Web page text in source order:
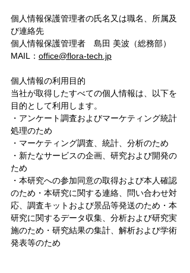
個人情報保護管理者の氏名又は職名、所属及
び連絡先
個人情報保護管理者　島田 美波（総務部）
MAIL： office@flora-tech.jp
個人情報の利用目的
当社が取得したすべての個人情報は、以下を
目的として利用します。
・アンケート調査およびマーケティング統計
処理のため
・マーケティング調査、統計、分析のため
・新たなサービスの企画、研究および開発の
ため
・本研究への参加同意の取得および本人確認
のため・本研究に関する連絡、問い合わせ対
応、調査キットおよび景品等発送のため・本
研究に関するデータ収集、分析および研究実
施のため・研究結果の集計、解析および学術
発表等のため